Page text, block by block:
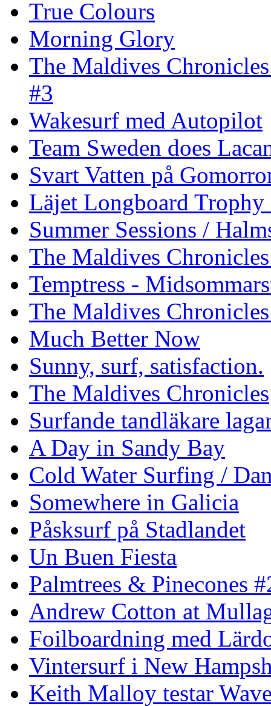
True Colours
Morning Glory
The Maldives
#3
Wakesurf med Autopilot
Team Sweden does
Svart Vatten på
Läjet Longboard
Summer Sessions /
The Maldives
Temptress -
The Maldives
Much Better Now
Sunny, surf, satisfaction.
The Maldives Chronicles
Surfande tandläkare
A Day in Sandy Bay
Cold Water Surfing /
Somewhere in Galicia
Påsksurf på Stadlandet
Un Buen Fiesta
Palmtrees & Pinecones
Andrew Cotton at
Foilboardning med
Vintersurf i New
Keith Malloy testar